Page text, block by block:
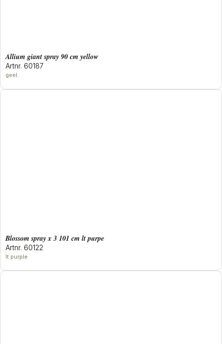
allium giant spray 90 cm yellow
Artnr. 60187
geel
blossom spray x 3 101 cm lt purpe
Artnr. 60122
lt purple